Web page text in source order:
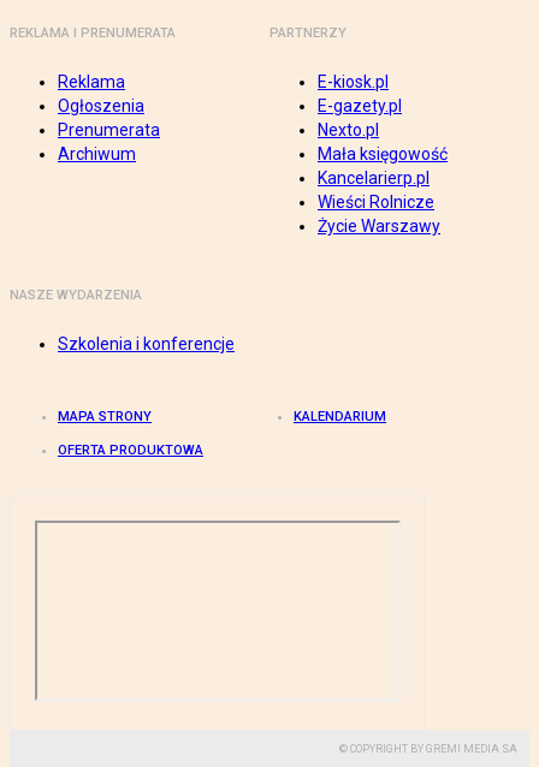
REKLAMA I PRENUMERATA
Reklama
Ogłoszenia
Prenumerata
Archiwum
PARTNERZY
E-kiosk.pl
E-gazety.pl
Nexto.pl
Mała księgowość
Kancelarierp.pl
Wieści Rolnicze
Życie Warszawy
NASZE WYDARZENIA
Szkolenia i konferencje
MAPA STRONY KALENDARIUM
OFERTA PRODUKTOWA
© COPYRIGHT BY GREMI MEDIA SA